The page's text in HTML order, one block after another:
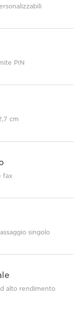
PIN
cm
fax
singolo
alto rendimento